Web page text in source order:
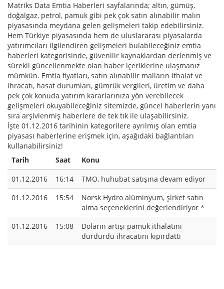
Matriks Data Emtia Haberleri sayfalarında; altın, gümüş,
doğalgaz, petrol, pamuk gibi pek çok satın alınabilir malın
piyasasında meydana gelen gelişmeleri takip edebilirsiniz.
Hem Türkiye piyasasında hem de uluslararası piyasalarda
yatırımcıları ilgilendiren gelişmeleri bulabileceğiniz emtia
haberleri kategorisinde, güvenilir kaynaklardan derlenmiş ve
sürekli güncellenmekte olan haber içeriklerine ulaşmanız
mümkün. Emtia fiyatları, satın alınabilir malların ithalat ve
ihracatı, hasat durumları, gümrük vergileri, üretim ve daha
pek çok konuda yatırım kararlarınıza yön verebilecek
gelişmeleri okuyabileceğiniz sitemizde, güncel haberlerin yanı
sıra arşivlenmiş haberlere de tek tık ile ulaşabilirsiniz.
İşte 01.12.2016 tarihinin kategorilere ayrılmış olan emtia
piyasası haberlerine erişmek için, aşağıdaki bağlantıları
kullanabilirsiniz!
Tarih
Saat
Konu
01.12.2016
16:14
TMO, huhubat satışına devam ediyor
01.12.2016
15:54
Norsk Hydro alüminyum, şirket satın
alma seçeneklerini değerlendiriyor *
01.12.2016
15:08
Doların artışı pamuk ithalatını
durdurdu ihracatını kıpırdattı